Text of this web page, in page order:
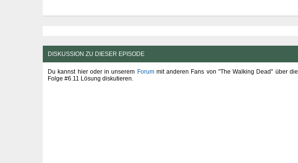
DISKUSSION ZU DIESER EPISODE
Du kannst hier oder in unserem Forummit anderen Fans von "The Walking Dead" über die
Folge #6.11 Lösung diskutieren.